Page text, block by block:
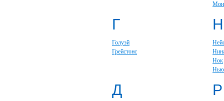
Г
Голуэй
Грейстонс
Н
Нок
Д Р